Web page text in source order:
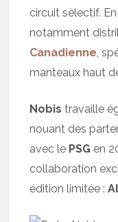
circuit sélectif.
notamment
Canadienne,
manteaux haut
Nobis travaille
nouant des
avec le PSG en
collaboration
édition limitée :